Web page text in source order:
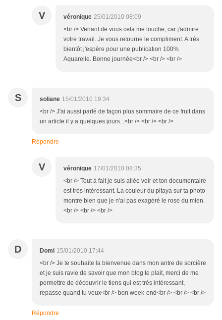
V véronique 25/01/2010 08:09
<br /> Venant de vous cela me touche, car j'admire
votre travail. Je vous retourne le compliment. A très
bientôt j'espère pour une publication 100%
Aquarelle. Bonne journée<br /> <br /> <br />
S soliane 15/01/2010 19:34
<br /> J'ai aussi parlé de façon plus sommaire de ce fruit dans
un article il y a quelques jours...<br /> <br /> <br />
Répondre
V véronique 17/01/2010 08:35
<br /> Tout à fait je suis allée voir et ton documentaire
est très intéressant. La couleur du pitaya sur ta photo
montre bien que je n'ai pas exagéré le rose du mien.
<br /> <br /> <br />
D Domi 15/01/2010 17:44
<br /> Je te souhaite la bienvenue dans mon antre de sorcière
et je suis ravie de savoir que mon blog te plait, merci de me
permettre de découvrir le tiens qui est très intéressant,
repasse quand tu veux<br /> bon week-end<br /> <br /> <br />
Répondre